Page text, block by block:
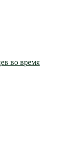
во время